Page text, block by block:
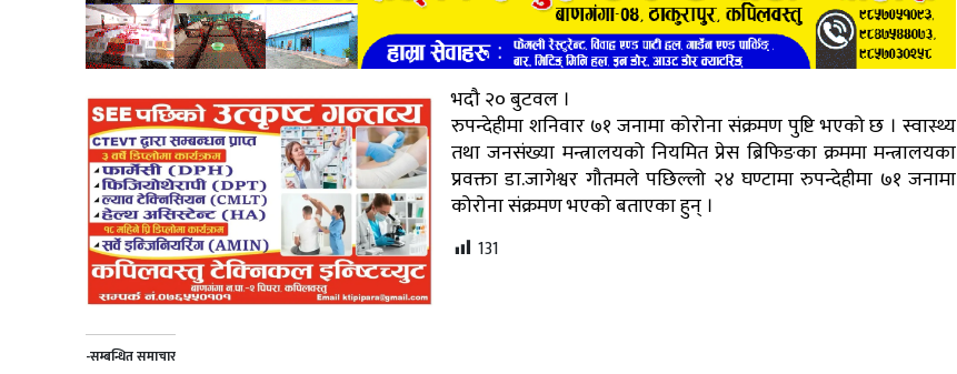
भदौ २० बुटवल ।
रुपन्देहीमा शनिवार ७१ जनामा कोरोना संक्रमण पुष्टि भएको छ । स्वास्थ्य
तथा जनसंख्या मन्त्रालयको नियमित प्रेस ब्रिफिङका क्रममा मन्त्रालयका
प्रवक्ता डा.जागेश्वर गौतमले पछिल्लो २४ घण्टामा रुपन्देहीमा ७१ जनामा
कोरोना संक्रमण भएको बताएका हुन् ।
131
-सम्बन्धित समाचार